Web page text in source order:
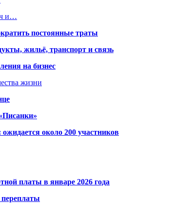
и…
постоянные траты
жильё, транспорт и связь
на бизнес
жизни
около 200 участников
платы в январе 2026 года